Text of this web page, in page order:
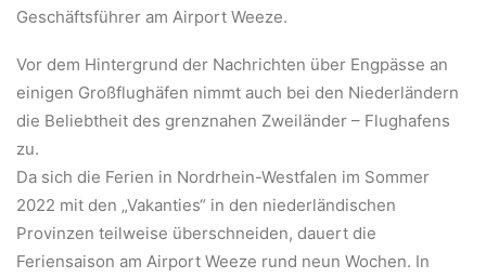
Geschäftsführer am Airport Weeze.
Vor dem Hintergrund der Nachrichten über Engpässe an
einigen Großflughäfen nimmt auch bei den Niederländern
die Beliebtheit des grenznahen Zweiländer – Flughafens
zu.
Da sich die Ferien in Nordrhein-Westfalen im Sommer
2022 mit den „Vakanties“ in den niederländischen
Provinzen teilweise überschneiden, dauert die
Feriensaison am Airport Weeze rund neun Wochen. In